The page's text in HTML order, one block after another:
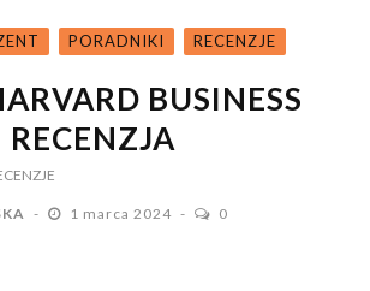
PORADNIKI RECENZJE
BUSINESS
1 marca 2024 0